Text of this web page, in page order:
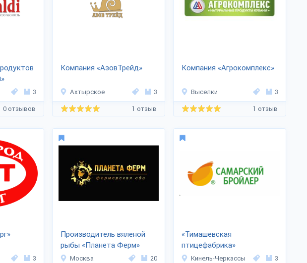
3
0 отзывов
Компания «АзовТрейд»
Ахтырское 3
1 отзыв
Компания «Агрокомплекс»
Выселки 3
1 отзыв
3
Производитель вяленой
рыбы «Планета Ферм»
Москва 20
«Тимашевская
птицефабрика»
Кинель-Черкассы 3